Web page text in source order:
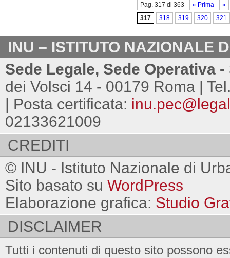
Pag. 317 di 363 « Prima
«
317
318 319 320 321
INU – ISTITUTO NAZIONALE
Sede Legale, Sede Operativa
dei Volsci 14 - 00179 Roma |
| Posta certificata:
02133621009
CREDITI
© INU - Istituto Nazionale di
Sito basato su WordPress
Elaborazione grafica: Studio
DISCLAIMER
Tutti i contenuti di questo sito possono